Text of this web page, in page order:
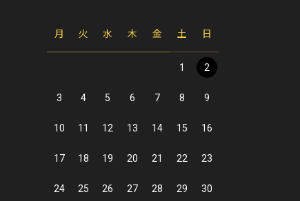
月 火 水 木 金 土 日
1 2
3 4 5 6 7 8 9
10 11 12 13 14 15 16
17 18 19 20 21 22 23
24 25 26 27 28 29 30